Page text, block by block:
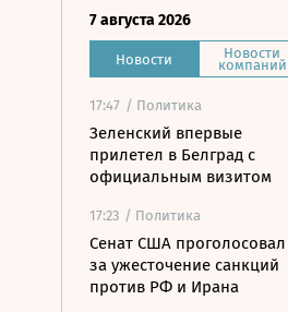
7 августа 2026
Новости Новости
компаний
17:47 / Политика
Зеленский впервые
прилетел в Белград с
официальным визитом
17:23 / Политика
Сенат США проголосовал
за ужесточение санкций
против РФ и Ирана